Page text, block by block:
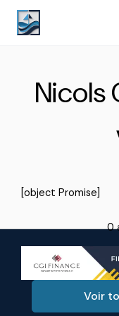
Nicols
[object Promise]
0
Voir